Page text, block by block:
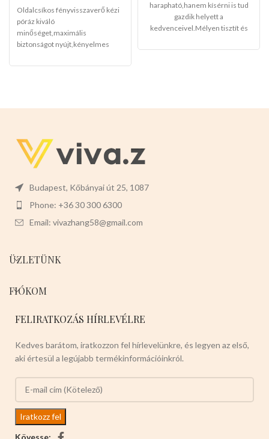
Oldalcsíkos fényvisszaverő kézi
póráz kiváló
minőséget,maximális
biztonságot nyújt,kényelmes
számára,rozsdamentes fém
-130-140cm hosszu(nagy a
rugalmassága)
Színei:
-PIROS-KÉK-NEONZÖLD-
12db-os a csomaglása ,hetente
harapható,hanem kísérni is tud
gazdik helyett a
kedvenceivel.Mélyen tisztít és
rugalmassága.Mérete: 8cmEz
Budapest, Kőbányai út 25, 1087
Phone: +36 30 300 6300
Email: vivazhang58@gmail.com
ÜZLETÜNK
FIÓKOM
FELIRATKOZÁS HÍRLEVÉLRE
Kedves barátom, iratkozzon fel hírlevelünkre, és legyen az első,
aki értesül a legújabb termékinformációinkról.
Kövesse: